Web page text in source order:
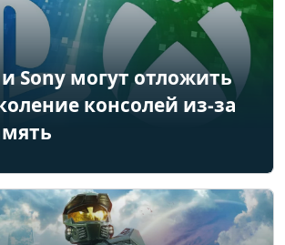
Sony могут отложить
консолей из-за